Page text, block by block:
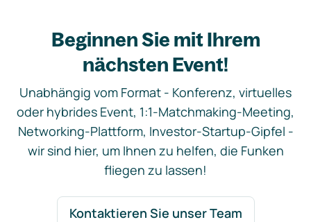
Beginnen Sie mit Ihrem
nächsten Event!
Unabhängig vom Format - Konferenz, virtuelles
oder hybrides Event, 1:1-Matchmaking-Meeting,
Networking-Plattform, Investor-Startup-Gipfel -
wir sind hier, um Ihnen zu helfen, die Funken
fliegen zu lassen!
Kontaktieren Sie unser Team